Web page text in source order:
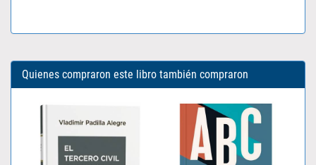
Quienes compraron este libro también compraron